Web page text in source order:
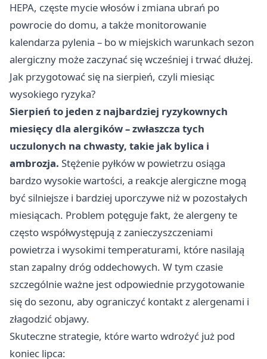
HEPA, częste mycie włosów i zmiana ubrań po
powrocie do domu, a także monitorowanie
kalendarza pylenia – bo w miejskich warunkach sezon
alergiczny może zaczynać się wcześniej i trwać dłużej.
Jak przygotować się na sierpień, czyli miesiąc
wysokiego ryzyka?
Sierpień to jeden z najbardziej ryzykownych
miesięcy dla alergików – zwłaszcza tych
uczulonych na chwasty, takie jak bylica i
ambrozja. Stężenie pyłków w powietrzu osiąga
bardzo wysokie wartości, a reakcje alergiczne mogą
być silniejsze i bardziej uporczywe niż w pozostałych
miesiącach. Problem potęguje fakt, że alergeny te
często współwystępują z zanieczyszczeniami
powietrza i wysokimi temperaturami, które nasilają
stan zapalny dróg oddechowych. W tym czasie
szczególnie ważne jest odpowiednie przygotowanie
się do sezonu, aby ograniczyć kontakt z alergenami i
złagodzić objawy.
Skuteczne strategie, które warto wdrożyć już pod
koniec lipca: